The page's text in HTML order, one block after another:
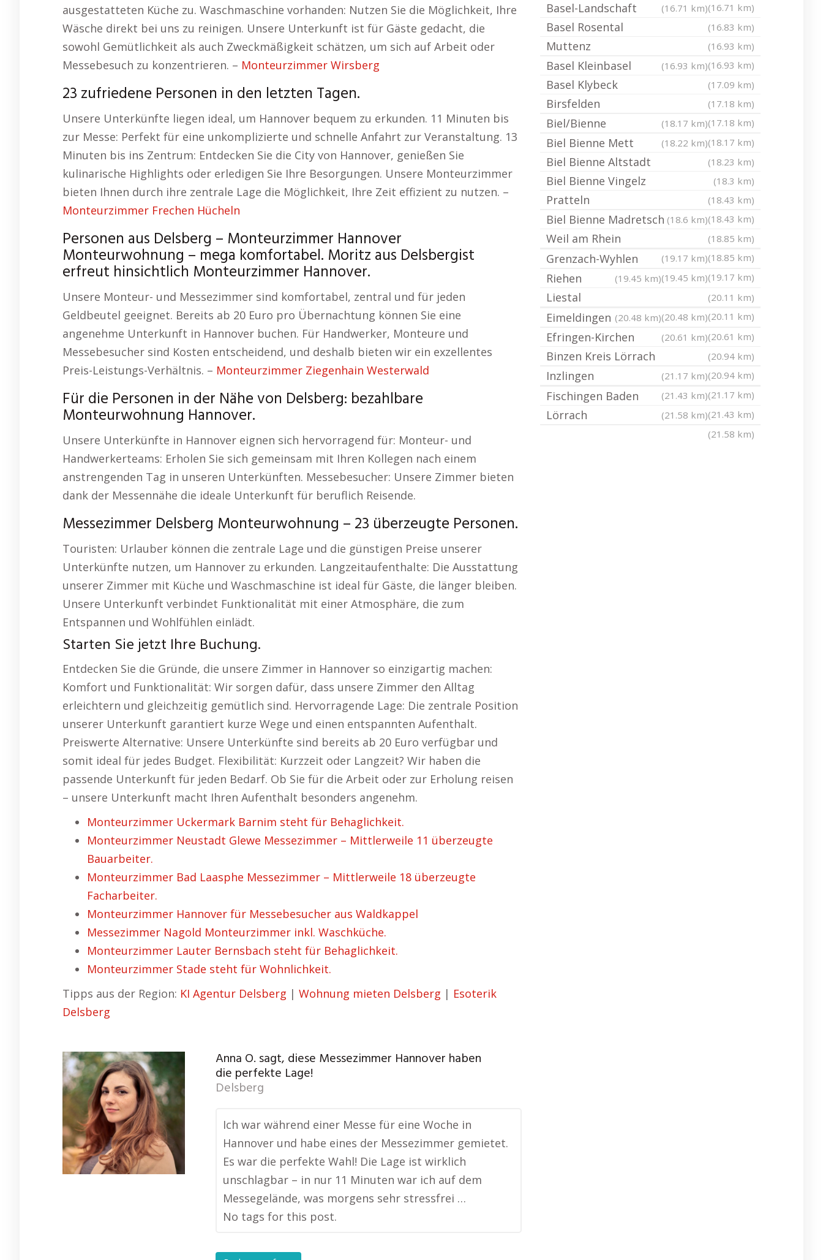
ausgestatteten Küche zu. Waschmaschine vorhanden: Nutzen Sie die Möglichkeit, Ihre
Wäsche direkt bei uns zu reinigen. Unsere Unterkunft ist für Gäste gedacht, die
sowohl Gemütlichkeit als auch Zweckmäßigkeit schätzen, um sich auf Arbeit oder
Messebesuch zu konzentrieren. – Monteurzimmer Wirsberg
23 zufriedene Personen in den letzten Tagen.
Unsere Unterkünfte liegen ideal, um Hannover bequem zu erkunden. 11 Minuten bis
zur Messe: Perfekt für eine unkomplizierte und schnelle Anfahrt zur Veranstaltung. 13
Minuten bis ins Zentrum: Entdecken Sie die City von Hannover, genießen Sie
kulinarische Highlights oder erledigen Sie Ihre Besorgungen. Unsere Monteurzimmer
bieten Ihnen durch ihre zentrale Lage die Möglichkeit, Ihre Zeit effizient zu nutzen. –
Monteurzimmer Frechen Hücheln
Personen aus Delsberg – Monteurzimmer Hannover
Monteurwohnung – mega komfortabel. Moritz aus Delsbergist
erfreut hinsichtlich Monteurzimmer Hannover.
Unsere Monteur- und Messezimmer sind komfortabel, zentral und für jeden
Geldbeutel geeignet. Bereits ab 20 Euro pro Übernachtung können Sie eine
angenehme Unterkunft in Hannover buchen. Für Handwerker, Monteure und
Messebesucher sind Kosten entscheidend, und deshalb bieten wir ein exzellentes
Preis-Leistungs-Verhältnis. – Monteurzimmer Ziegenhain Westerwald
Für die Personen in der Nähe von Delsberg: bezahlbare
Monteurwohnung Hannover.
Unsere Unterkünfte in Hannover eignen sich hervorragend für: Monteur- und
Handwerkerteams: Erholen Sie sich gemeinsam mit Ihren Kollegen nach einem
anstrengenden Tag in unseren Unterkünften. Messebesucher: Unsere Zimmer bieten
dank der Messennähe die ideale Unterkunft für beruflich Reisende.
Messezimmer Delsberg Monteurwohnung – 23 überzeugte Personen.
Touristen: Urlauber können die zentrale Lage und die günstigen Preise unserer
Unterkünfte nutzen, um Hannover zu erkunden. Langzeitaufenthalte: Die Ausstattung
unserer Zimmer mit Küche und Waschmaschine ist ideal für Gäste, die länger bleiben.
Unsere Unterkunft verbindet Funktionalität mit einer Atmosphäre, die zum
Entspannen und Wohlfühlen einlädt.
Starten Sie jetzt Ihre Buchung.
Entdecken Sie die Gründe, die unsere Zimmer in Hannover so einzigartig machen:
Komfort und Funktionalität: Wir sorgen dafür, dass unsere Zimmer den Alltag
erleichtern und gleichzeitig gemütlich sind. Hervorragende Lage: Die zentrale Position
unserer Unterkunft garantiert kurze Wege und einen entspannten Aufenthalt.
Preiswerte Alternative: Unsere Unterkünfte sind bereits ab 20 Euro verfügbar und
somit ideal für jedes Budget. Flexibilität: Kurzzeit oder Langzeit? Wir haben die
passende Unterkunft für jeden Bedarf. Ob Sie für die Arbeit oder zur Erholung reisen
– unsere Unterkunft macht Ihren Aufenthalt besonders angenehm.
Monteurzimmer Uckermark Barnim steht für Behaglichkeit.
Monteurzimmer Neustadt Glewe Messezimmer – Mittlerweile 11 überzeugte
Bauarbeiter.
Monteurzimmer Bad Laasphe Messezimmer – Mittlerweile 18 überzeugte
Facharbeiter.
Monteurzimmer Hannover für Messebesucher aus Waldkappel
Messezimmer Nagold Monteurzimmer inkl. Waschküche.
Monteurzimmer Lauter Bernsbach steht für Behaglichkeit.
Monteurzimmer Stade steht für Wohnlichkeit.
Tipps aus der Region: KI Agentur Delsberg | Wohnung mieten Delsberg | Esoterik
Delsberg
Anna O. sagt, diese Messezimmer Hannover haben
die perfekte Lage!
Delsberg
Ich war während einer Messe für eine Woche in
Hannover und habe eines der Messezimmer gemietet.
Es war die perfekte Wahl! Die Lage ist wirklich
unschlagbar – in nur 11 Minuten war ich auf dem
Messegelände, was morgens sehr stressfrei …
No tags for this post.
(16.71 km)
Basel-Landschaft (16.71 km)
Basel Rosental (16.83 km)
Muttenz
(16.93 km)
(16.93 km)
Basel Kleinbasel (16.93 km)
Basel Klybeck (17.09 km)
Birsfelden
(17.18 km)
(17.18 km)
Biel/Bienne
(18.17 km)
(18.17 km)
Biel Bienne Mett (18.22 km)
Biel Bienne Altstadt (18.23 km)
Biel Bienne Vingelz (18.3 km)
Pratteln
(18.43 km)
(18.43 km)
Biel Bienne Madretsch (18.6 km)
Weil am Rhein
(18.85 km)
(18.85 km)
(19.17 km)
Grenzach-Wyhlen
(19.17 km)
(19.45 km)
Riehen (19.45 km)
Liestal
(20.11 km)
(20.11 km)
(20.48 km)
Eimeldingen (20.48 km)
(20.61 km)
Efringen-Kirchen (20.61 km)
Binzen Kreis Lörrach
(20.94 km)
(20.94 km)
Inzlingen
(21.17 km)
(21.17 km)
(21.43 km)
Fischingen Baden
(21.43 km)
Lörrach
(21.58 km)
(21.58 km)